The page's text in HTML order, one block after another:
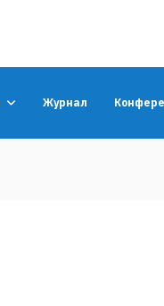
Журнал